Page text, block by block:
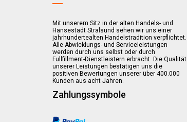
Mit unserem Sitz in der alten Handels- und
Hansestadt Stralsund sehen wir uns einer
jahrhundertealten Handelstradition verpflichtet.
Alle Abwicklungs- und Serviceleistungen
werden durch uns selbst oder durch
Fullfillment-Dienstleistern erbracht. Die Qualität
unserer Leistungen bestätigen uns die
positiven Bewertungen unserer über 400.000
Kunden aus acht Jahren.
Zahlungssymbole